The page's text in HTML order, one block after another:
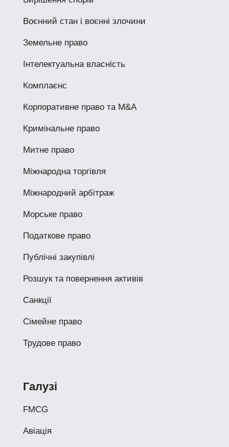
Воєнний стан і воєнні злочини
Земельне право
Інтелектуальна власність
Комплаєнс
Корпоративне право та M&A
Кримінальне право
Митне право
Міжнародна торгівля
Міжнародний арбітраж
Морське право
Податкове право
Публічні закупівлі
Розшук та повернення активів
Санкції
Сімейне право
Трудове право
Галузі
FMCG
Авіація